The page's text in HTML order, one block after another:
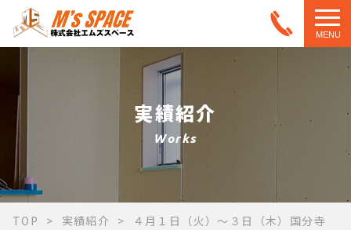
MENU
実績紹介
Works
TOP 実績紹介 ４月１日（火）〜３日（木）国分寺